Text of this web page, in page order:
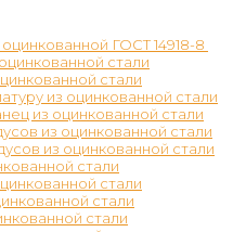
ГОСТ 14918-8
стали
стали
из оцинкованной стали
из оцинкованной стали
из оцинкованной стали
из оцинкованной стали
стали
стали
стали
стали